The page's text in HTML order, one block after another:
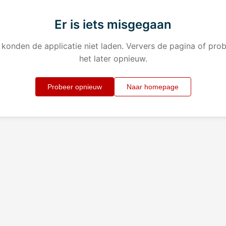
Er is iets misgegaan
konden de applicatie niet laden. Ververs de pagina of
het later opnieuw.
Probeer opnieuw Naar homepage